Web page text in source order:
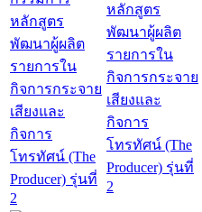
หลักสูตร
พัฒนาผู้ผลิต
รายการใน
กิจการกระจาย
เสียงและ
กิจการ
โทรทัศน์ (The
Producer) รุ่นที่
2